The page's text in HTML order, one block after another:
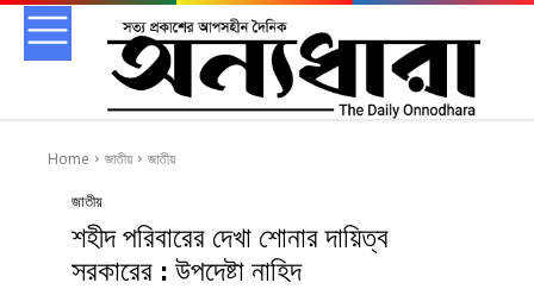
Home জাতীয় জাতীয়
জাতীয়
শহীদ পরিবারের দেখা শোনার দায়িত্ব
সরকারের : উপদেষ্টা নাহিদ